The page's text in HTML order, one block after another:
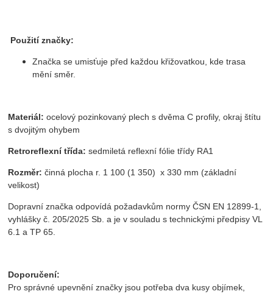
Použití značky:
Značka se umisťuje před každou křižovatkou, kde trasa
mění směr.
Materiál: ocelový pozinkovaný plech s dvěma C profily, okraj štítu
s dvojitým ohybem
Retroreflexní třída: sedmiletá reflexní fólie třídy RA1
Rozměr: činná plocha r. 1 100 (1 350) x 330 mm (základní
velikost)
Dopravní značka odpovídá požadavkům normy ČSN EN 12899-1,
vyhlášky č. 205/2025 Sb. a je v souladu s technickými předpisy VL
6.1 a TP 65.
Doporučení:
Pro správné upevnění značky jsou potřeba dva kusy objímek,